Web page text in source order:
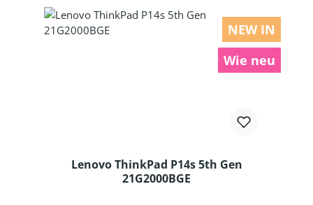
NEW IN
Wie neu
Lenovo ThinkPad P14s 5th Gen
21G2000BGE